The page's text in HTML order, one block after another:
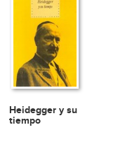
Heidegger y su
tiempo